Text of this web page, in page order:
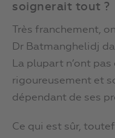
soignerait tout ?
Très franchement,
Dr Batmanghelidj
La plupart n’ont
rigoureusement et
dépendant de ses
Ce qui est sûr,